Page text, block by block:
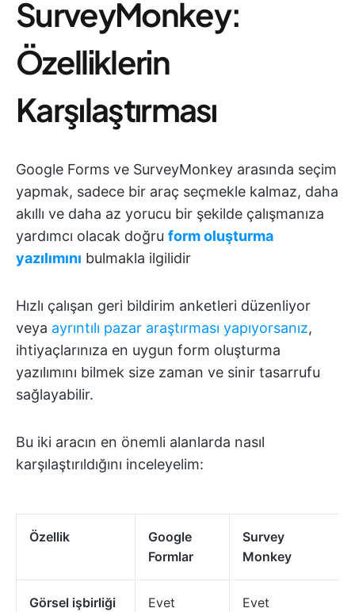
SurveyMonkey:
Özelliklerin
Karşılaştırması
Google Forms ve SurveyMonkey arasında seçim
yapmak, sadece bir araç seçmekle kalmaz, daha
akıllı ve daha az yorucu bir şekilde çalışmanıza
yardımcı olacak doğru form oluşturma
yazılımını bulmakla ilgilidir
Hızlı çalışan geri bildirim anketleri düzenliyor
veya ayrıntılı pazar araştırması yapıyorsanız,
ihtiyaçlarınıza en uygun form oluşturma
yazılımını bilmek size zaman ve sinir tasarrufu
sağlayabilir.
Bu iki aracın en önemli alanlarda nasıl
karşılaştırıldığını inceleyelim:
Özellik
Google
Formlar
Survey
Monkey
Görsel işbirliği Evet Evet